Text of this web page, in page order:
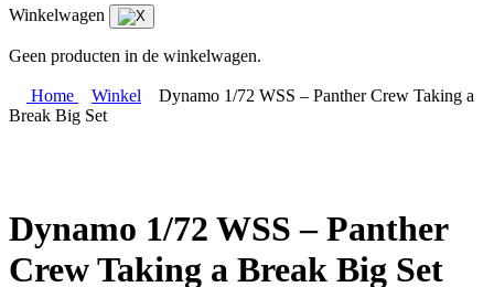
Winkelwagen
Geen producten in de winkelwagen.
Home Winkel
Dynamo 1/72 WSS – Panther Crew Taking a
Break Big Set
Dynamo 1/72 WSS – Panther
Crew Taking a Break Big Set